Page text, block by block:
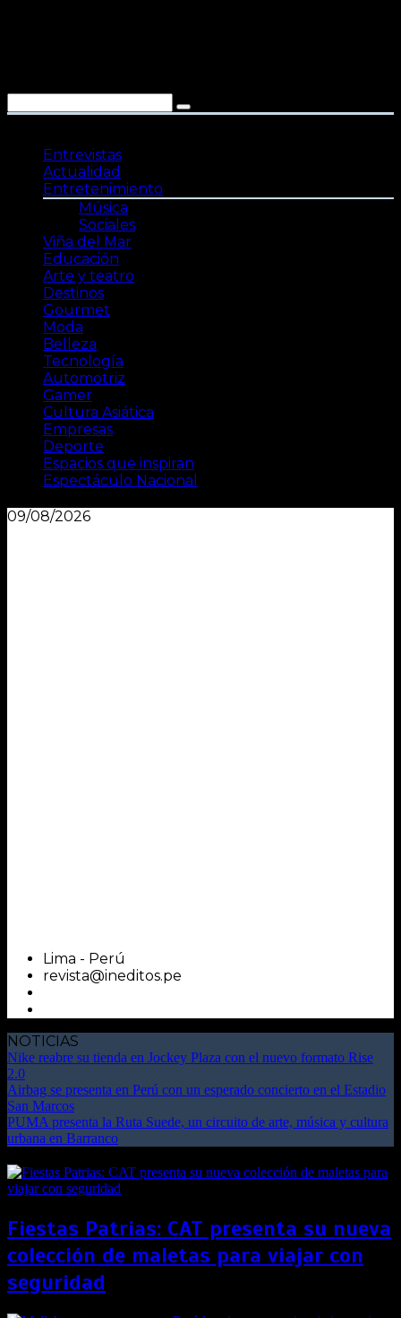
Entrevistas
Actualidad
Entretenimiento
Música
Sociales
Viña del Mar
Educación
Arte y teatro
Destinos
Gourmet
Moda
Belleza
Tecnología
Automotriz
Gamer
Cultura Asiática
Empresas
Deporte
Espacios que inspiran
Espectáculo Nacional
09/08/2026
Lima - Perú
revista@ineditos.pe
NOTICIAS
Nike reabre su tienda en Jockey Plaza con el nuevo formato Rise
2.0
Airbag se presenta en Perú con un esperado concierto en el Estadio
San Marcos
PUMA presenta la Ruta Suede, un circuito de arte, música y cultura
urbana en Barranco
Fiestas Patrias: CAT presenta su nueva
colección de maletas para viajar con
seguridad